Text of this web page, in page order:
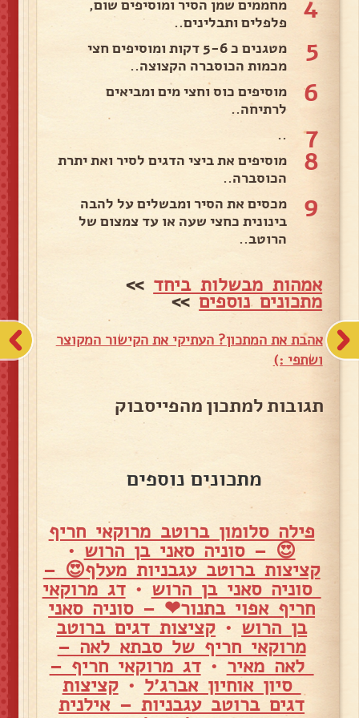
מחממים שמן הסיר ומוסיפים שום,
פלפלים ותבלינים..
5
מטגנים כ 5-6 דקות ומוסיפים חצי
מכמות הכוסברה הקצוצה..
6
מוסיפים כוס וחצי מים ומביאים
לרתיחה..
7
..
8
מוסיפים את ביצי הדגים לסיר ואת יתרת
הכוסברה..
9
מכסים את הסיר ומבשלים על להבה
בינונית כחצי שעה או עד צמצום של
הרוטב..
אמהות מבשלות ביחד >>
מתכונים נוספים>>
אהבת את המתכון? העתיקי את הקישור המקוצר
ושתפי :)
תגובות למתכון מהפייסבוק
מתכונים נוספים
פילה סלומון ברוטב מרוקאי חריף
😍 – סוניה סאני בן הרוש •
קציצות ברוטב עגבניות מעלף😍 –
סוניה סאני בן הרוש •דג מרוקאי
חריף אפוי בתנור❤ – סוניה סאני
בן הרוש • קציצות דגים ברוטב
מרוקאי חריף של סבתא לאה –
לאה מאיר •דג מרוקאי חריף –
סיון אוחיון אברג׳ל •קציצות
דגים ברוטב עגבניות – אילנית